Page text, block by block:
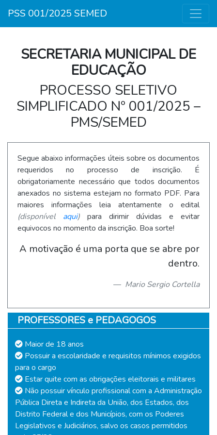
PSS 001/2025 SEMED
SECRETARIA MUNICIPAL DE
EDUCAÇÃO
PROCESSO SELETIVO
SIMPLIFICADO Nº 001/2025 –
PMS/SEMED
Segue abaixo informações úteis sobre os documentos
requeridos no processo de inscrição. É
obrigatoriamente necessário que todos documentos
anexados no sistema estejam no formato PDF. Para
maiores informações leia atentamente o edital
(disponível aqui) para dirimir dúvidas e evitar
equivocos no momento da inscrição. Boa sorte!
A motivação é uma porta que se abre por
dentro.
Mario Sergio Cortella
PROFESSORES e PEDAGOGOS
Maior de 18 anos
Possuir a escolaridade e requisitos mínimos exigidos
para o cargo
Estar quite com as obrigações eleitorais e militares
Não possuir vínculo profissional com a Administração
Pública Direta e Indireta da União, dos Estados, dos
Distrito Federal e dos Municípios, com os Poderes
Legislativos e Judiciários, salvo os casos permitidos